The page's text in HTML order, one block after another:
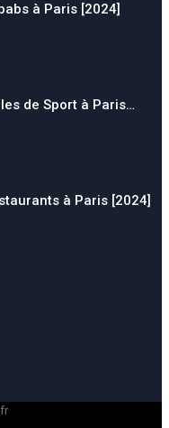
à Paris [2024]
de Sport à Paris…
à Paris [2024]